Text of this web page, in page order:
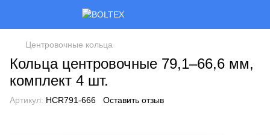
Центровочные кольца
Кольца центровочные 79,1–66,6 мм,
комплект 4 шт.
Артикул: HCR791-666 Оставить отзыв